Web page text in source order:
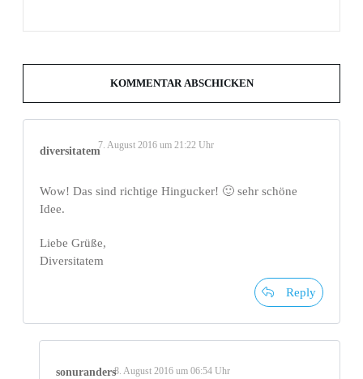
KOMMENTAR ABSCHICKEN
diversitatem7. August 2016 um 21:22 Uhr
Wow! Das sind richtige Hingucker! 🙂 sehr schöne
Idee.
Liebe Grüße,
Diversitatem
Reply
sonuranders8. August 2016 um 06:54 Uhr